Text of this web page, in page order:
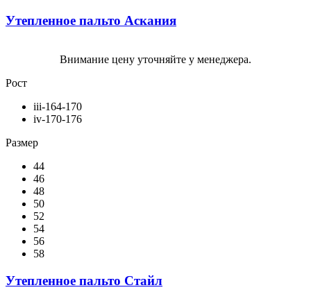
Утепленное пальто Аскания
Внимание цену уточняйте у менеджера.
Рост
iii-164-170
iv-170-176
Размер
44
46
48
50
52
54
56
58
Утепленное пальто Стайл